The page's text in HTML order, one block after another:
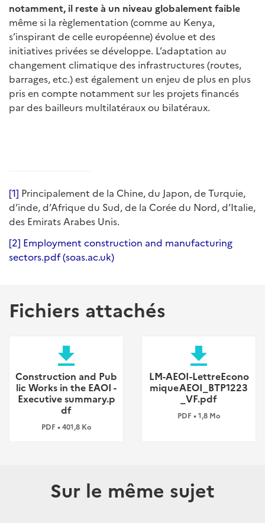
notamment, il reste à un niveau globalement faible
même si la règlementation (comme au Kenya,
s’inspirant de celle européenne) évolue et des
initiatives privées se développe. L’adaptation au
changement climatique des infrastructures (routes,
barrages, etc.) est également un enjeu de plus en plus
pris en compte notamment sur les projets financés
par des bailleurs multilatéraux ou bilatéraux.
[1] Principalement de la Chine, du Japon, de Turquie,
d’inde, d’Afrique du Sud, de la Corée du Nord, d’Italie,
des Emirats Arabes Unis.
[2] Employment construction and manufacturing
sectors.pdf (soas.ac.uk)
Fichiers attachés
file_download
Construction and Pub
lic Works in the EAOI -
Executive summary.p
df
PDF • 401,8 Ko
file_download
LM-AEOI-LettreEcono
miqueAEOI_BTP1223
_VF.pdf
PDF • 1,8 Mo
Sur le même sujet